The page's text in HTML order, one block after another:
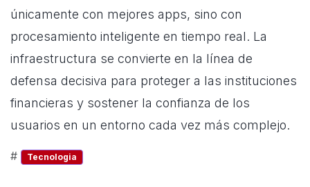
únicamente con mejores apps, sino con
procesamiento inteligente en tiempo real. La
infraestructura se convierte en la línea de
defensa decisiva para proteger a las instituciones
financieras y sostener la confianza de los
usuarios en un entorno cada vez más complejo.
# Tecnologia